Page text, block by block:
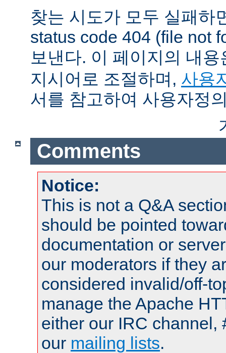
찾는 시도가 모두 실패하
status code 404 (file not
보낸다. 이 페이지의 내
지시어로 조절하며, 사용
서를 참고하여 사용자정
Comments
Notice:
This is not a Q&A
should be pointed
documentation or
our moderators if they
considered invalid/off-
manage the Apache
either our IRC channel,
our mailing lists.